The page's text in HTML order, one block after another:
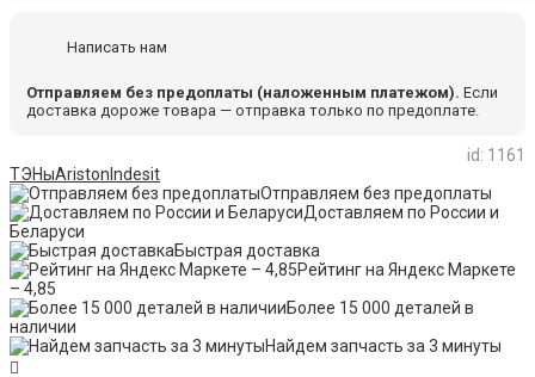
Написать нам
Отправляем без предоплаты (наложенным платежом). Если
доставка дороже товара — отправка только по предоплате.
id: 1161
ТЭНыAriston Indesit
Отправляем без предоплаты
Доставляем по России и
Беларуси
Быстрая доставка
Рейтинг на Яндекс Маркете
– 4,85
Более 15 000 деталей в
наличии
Найдем запчасть за 3 минуты